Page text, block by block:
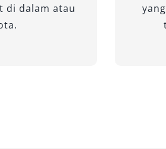
Alphard terbaru dengan
kelas atas seperti
di dalam atau